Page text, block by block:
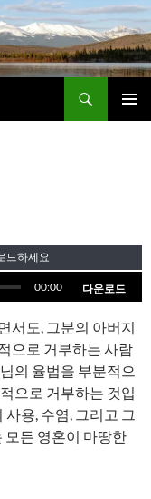
드하세요
00:00 다운로드
서도, 그분의 아버지
으로 거부하는 사람
의 율법을 부분적으
으로 거부하는 것입
용, 수염, 그리고 그
모든 영혼이 마땅한